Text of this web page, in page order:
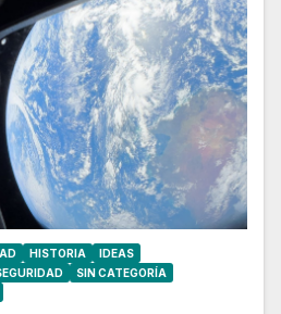
HISTORIA
IDEAS
SIN CATEGORÍA